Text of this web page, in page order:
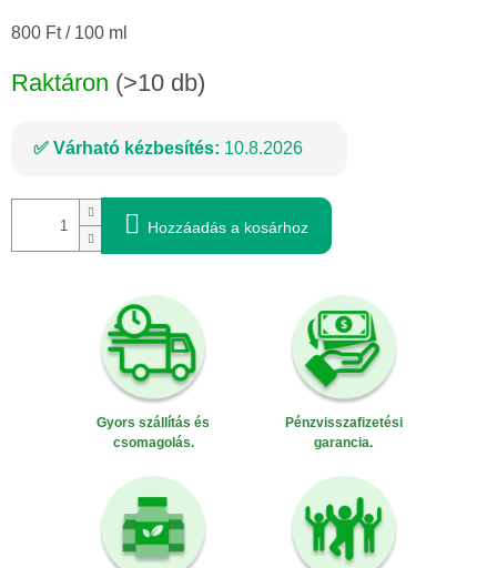
Egységár:
800 Ft / 100 ml
Raktáron (>10 db)
Várható kézbesítés: 10.8.2026
Hozzáadás a kosárhoz
Gyors szállítás és
csomagolás.
Pénzvisszafizetési
garancia.